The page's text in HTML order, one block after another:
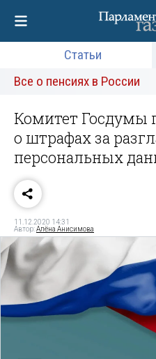
Статьи
Все о пенсиях в России
Комитет Госдумы
о штрафах за
персональных
11.12.2020 14:31
Автор:Алёна Анисимова